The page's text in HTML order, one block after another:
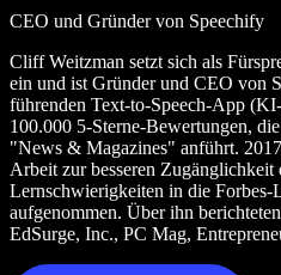
CEO und Gründer von Speechify
Cliff Weitzman setzt sich als
ein und ist Gründer und CEO von
führenden Text‑to‑Speech‑App
100.000 5‑Sterne‑Bewertungen,
"News & Magazines" anführt.
Arbeit zur besseren
Lernschwierigkeiten in die
aufgenommen. Über ihn
EdSurge, Inc., PC Mag,